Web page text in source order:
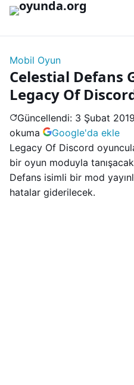
İçeriğe geç
Mobil Oyun
Celestial Defans
Legacy Of
Güncellendi: 3 Şubat 2019
okuma
Google'da ekle
Legacy Of Discord
bir oyun moduyla
Defans isimli bir mod
hatalar giderilecek.